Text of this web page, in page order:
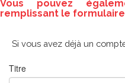
Vous pouvez
remplissant le
Si vous avez déjà un